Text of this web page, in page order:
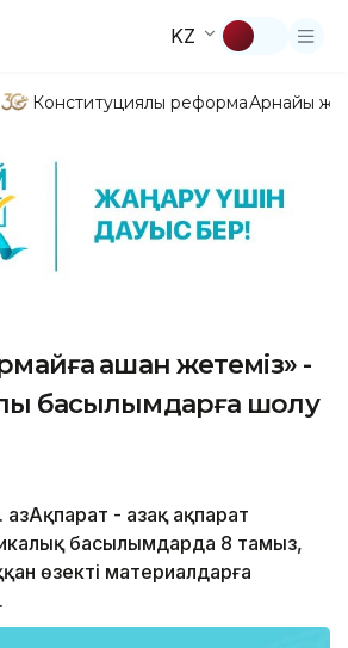
KZ
Конституциялық реформаАрнайы
қашан жетеміз» -
басылымдарға шолу
- Қазақ ақпарат
басылымдарда 8 тамыз,
өзекті материалдарға